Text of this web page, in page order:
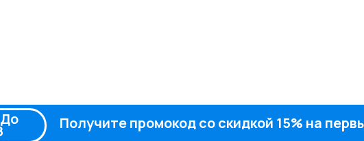
Получите промокод со скидкой 15% на